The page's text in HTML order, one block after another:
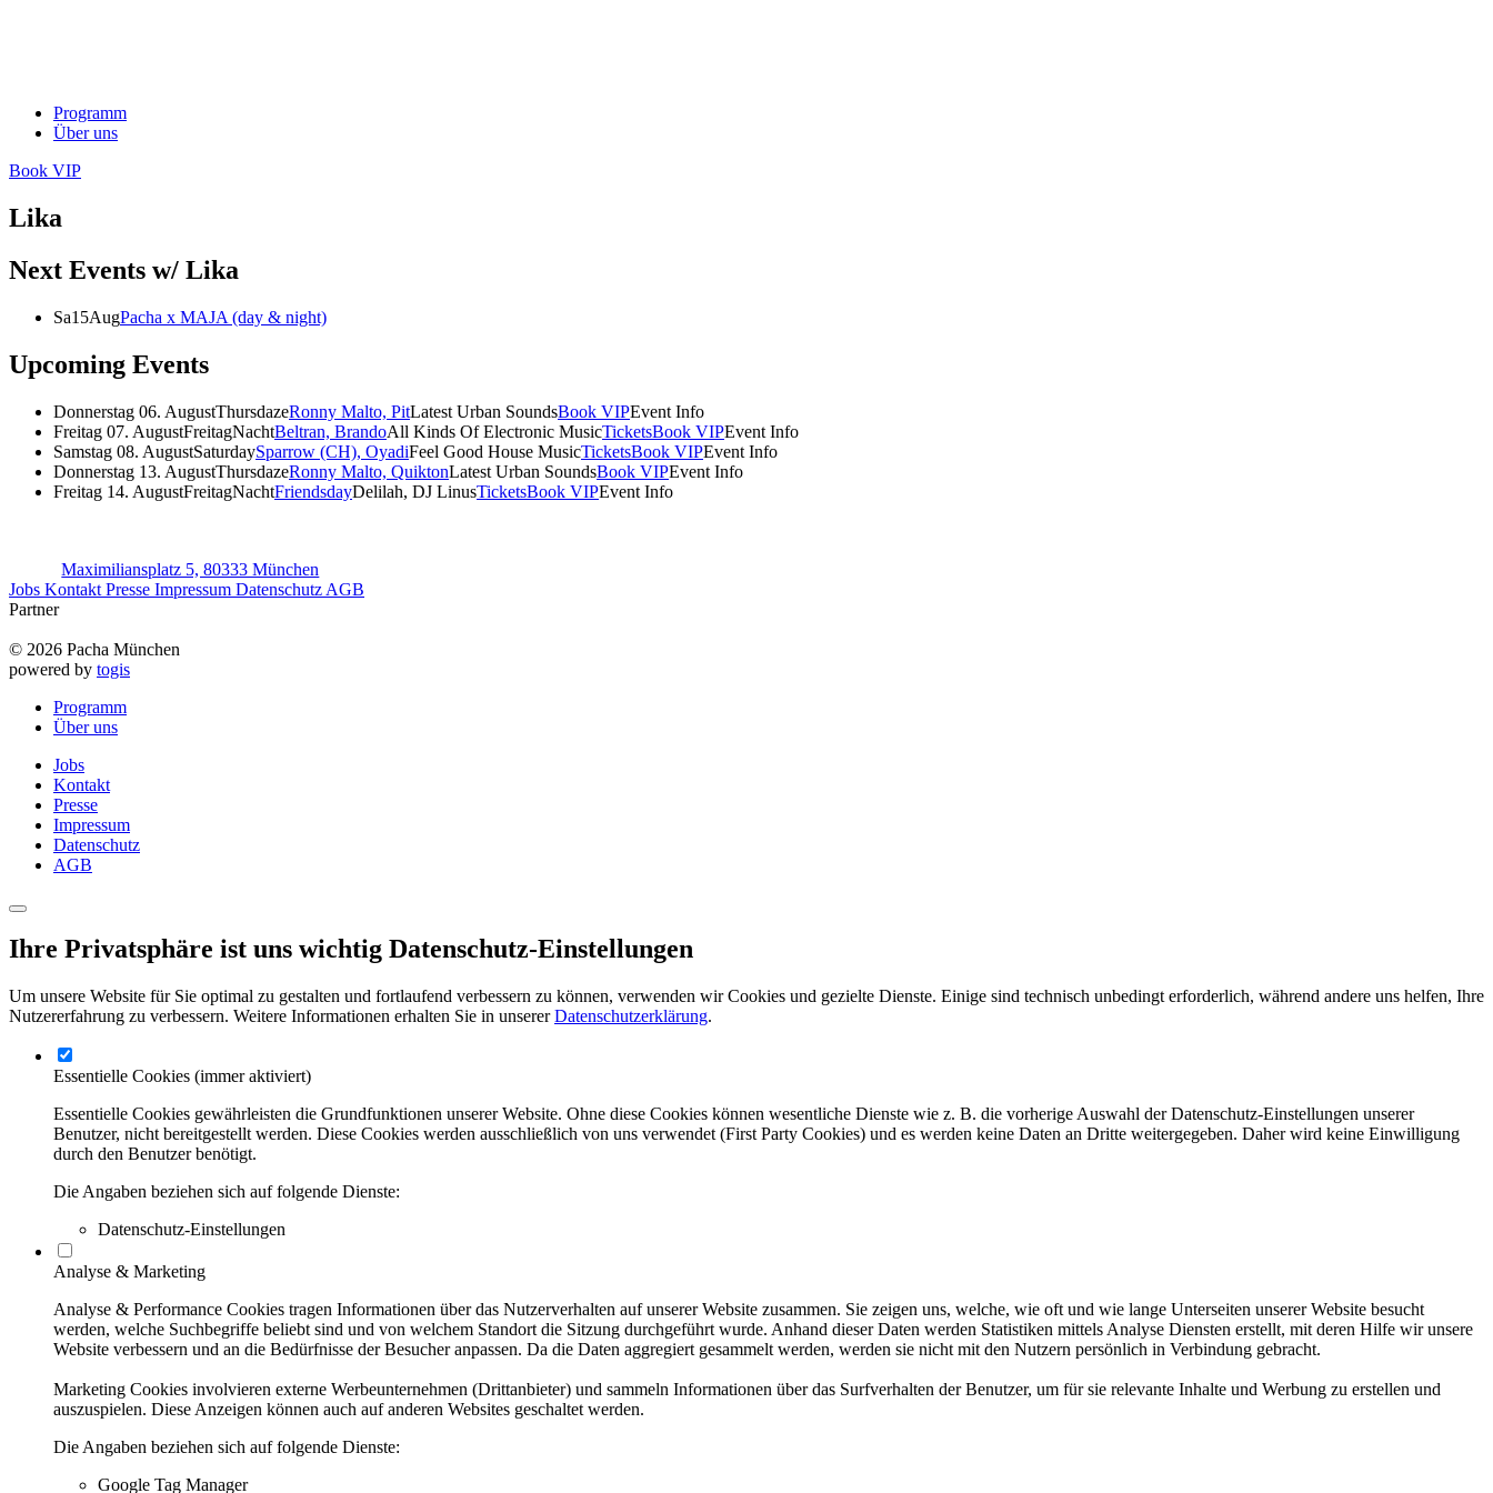
Programm
Über uns
Book VIP
Lika
Next Events w/ Lika
Sa15AugPacha x MAJA (day & night)
Upcoming Events
Donnerstag 06. AugustThursdazeRonny Malto, PitLatest Urban SoundsBook VIPEvent Info
Freitag 07. AugustFreitagNachtBeltran, BrandoAll Kinds Of Electronic MusicTicketsBook VIPEvent Info
Samstag 08. AugustSaturdaySparrow (CH), OyadiFeel Good House MusicTicketsBook VIPEvent Info
Donnerstag 13. AugustThursdazeRonny Malto, QuiktonLatest Urban SoundsBook VIPEvent Info
Freitag 14. AugustFreitagNachtFriendsdayDelilah, DJ LinusTicketsBook VIPEvent Info
Maximiliansplatz 5, 80333 München
Jobs Kontakt Presse Impressum Datenschutz AGB
Partner
© 2026 Pacha München
powered by togis
Programm
Über uns
Jobs
Kontakt
Presse
Impressum
Datenschutz
AGB
Ihre Privatsphäre ist uns wichtig Datenschutz-Einstellungen
Um unsere Website für Sie optimal zu gestalten und fortlaufend verbessern zu können, verwenden wir Cookies und gezielte Dienste. Einige sind technisch unbedingt erforderlich, während andere uns helfen, Ihre
Nutzererfahrung zu verbessern. Weitere Informationen erhalten Sie in unsererDatenschutzerklärung.
Essentielle Cookies (immer aktiviert)
Essentielle Cookies gewährleisten die Grundfunktionen unserer Website. Ohne diese Cookies können wesentliche Dienste wie z. B. die vorherige Auswahl der Datenschutz-Einstellungen unserer
Benutzer, nicht bereitgestellt werden. Diese Cookies werden ausschließlich von uns verwendet (First Party Cookies) und es werden keine Daten an Dritte weitergegeben. Daher wird keine Einwilligung
durch den Benutzer benötigt.
Die Angaben beziehen sich auf folgende Dienste:
Datenschutz-Einstellungen
Analyse & Marketing
Analyse & Performance Cookies tragen Informationen über das Nutzerverhalten auf unserer Website zusammen. Sie zeigen uns, welche, wie oft und wie lange Unterseiten unserer Website besucht
werden, welche Suchbegriffe beliebt sind und von welchem Standort die Sitzung durchgeführt wurde. Anhand dieser Daten werden Statistiken mittels Analyse Diensten erstellt, mit deren Hilfe wir unsere
Website verbessern und an die Bedürfnisse der Besucher anpassen. Da die Daten aggregiert gesammelt werden, werden sie nicht mit den Nutzern persönlich in Verbindung gebracht.
Marketing Cookies involvieren externe Werbeunternehmen (Drittanbieter) und sammeln Informationen über das Surfverhalten der Benutzer, um für sie relevante Inhalte und Werbung zu erstellen und
auszuspielen. Diese Anzeigen können auch auf anderen Websites geschaltet werden.
Die Angaben beziehen sich auf folgende Dienste:
Google Tag Manager